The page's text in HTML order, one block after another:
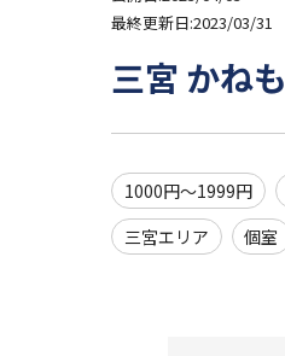
最終更新日:2023/03/31
三宮 かねも
1000円～1999円
三宮エリア
個室